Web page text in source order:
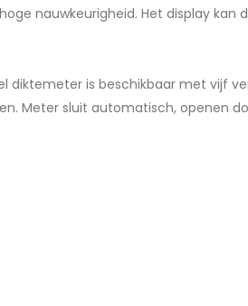
nauwkeurigheid. Het display kan
diktemeter is beschikbaar met vijf
Meter sluit automatisch, openen